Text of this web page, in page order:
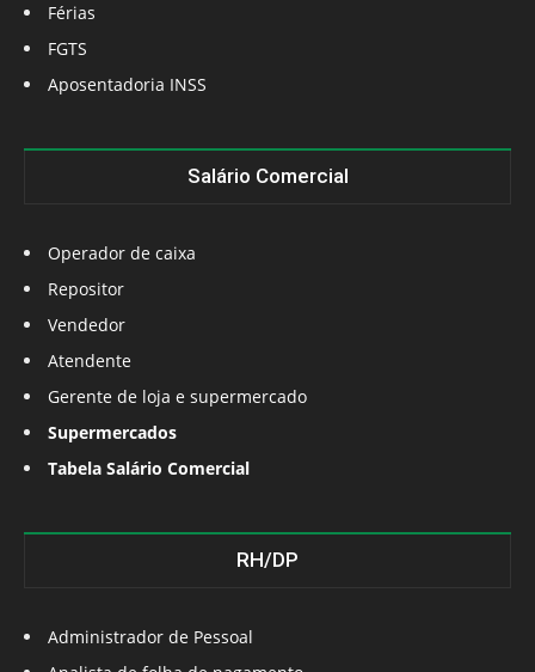
Férias
FGTS
Aposentadoria INSS
Salário Comercial
Operador de caixa
Repositor
Vendedor
Atendente
Gerente de loja e supermercado
Supermercados
Tabela Salário Comercial
RH/DP
Administrador de Pessoal